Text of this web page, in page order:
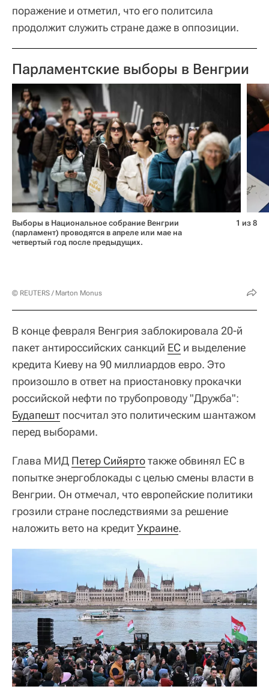
поражение и отметил, что его политсила
продолжит служить стране даже в оппозиции.
Парламентские выборы в Венгрии
Выборы в Национальное собрание Венгрии
(парламент) проводятся в апреле или мае на
четвертый год после предыдущих.
© REUTERS / Marton Monus
1 из 8
В конце февраля Венгрия заблокировала 20-й
пакет антироссийских санкций ЕС и выделение
кредита Киеву на 90 миллиардов евро. Это
произошло в ответ на приостановку прокачки
российской нефти по трубопроводу "Дружба":
Будапешт посчитал это политическим шантажом
перед выборами.
Глава МИД Петер Сийяртотакже обвинял ЕС в
попытке энергоблокады с целью смены власти в
Венгрии. Он отмечал, что европейские политики
грозили стране последствиями за решение
наложить вето на кредитУкраине.